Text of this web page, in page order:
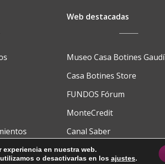
Web destacadas
Museo Casa Botines Gaudí
Casa Botines Store
FUNDOS Fórum
MonteCredit
Canal Saber
FUNDOS School
en nuestra web.
o desactivarlas en los ajustes.